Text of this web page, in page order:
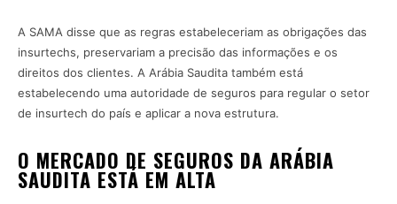
A SAMA disse que as regras estabeleceriam as obrigações das
insurtechs, preservariam a precisão das informações e os
direitos dos clientes. A Arábia Saudita também está
estabelecendo uma autoridade de seguros para regular o setor
de insurtech do país e aplicar a nova estrutura.
O MERCADO DE SEGUROS DA ARÁBIA
SAUDITA ESTÁ EM ALTA